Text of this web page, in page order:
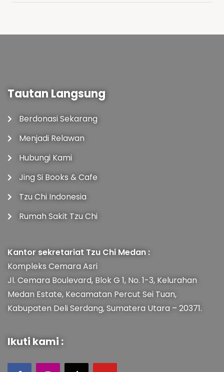
Tautan Langsung
Berdonasi Sekarang
Menjadi Relawan
Hubungi Kami
Jing Si Books & Cafe
Tzu Chi Indonesia
Rumah Sakit Tzu Chi
Kantor sekretariat Tzu Chi Medan :
Kompleks Cemara Asri
Jl. Cemara Boulevard, Blok G 1, No. 1-3, Kelurahan
Medan Estate, Kecamatan Percut Sei Tuan,
Kabupaten Deli Serdang, Sumatera Utara – 20371.
Ikuti kami :